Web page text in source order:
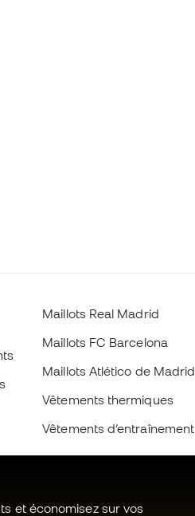
Maillots Real Madrid
Maillots FC Barcelona
Maillots Atlético de Madrid
Vêtements thermiques
Vêtements d’entraînement
et économisez sur vos